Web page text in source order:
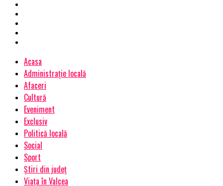
Acasa
Administrație locală
Afaceri
Cultură
Eveniment
Exclusiv
Politică locală
Social
Sport
Știri din județ
Viața în Valcea